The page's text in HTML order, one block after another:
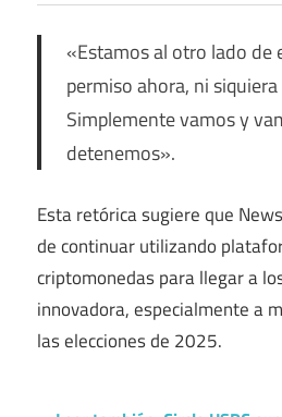
«Estamos al otro lado de
permiso ahora, ni
Simplemente vamos y
detenemos».
Esta retórica sugiere que
de continuar utilizando
criptomonedas para llegar a
innovadora, especialmente a
las elecciones de 2025.